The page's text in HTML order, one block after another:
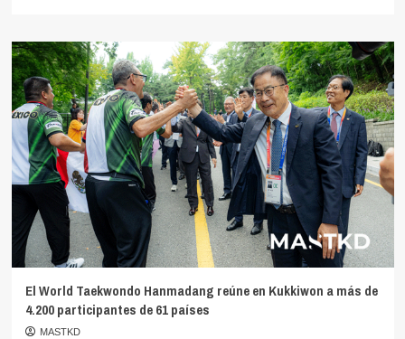
El World Taekwondo Hanmadang reúne en Kukkiwon a más de
4.200 participantes de 61 países
MASTKD